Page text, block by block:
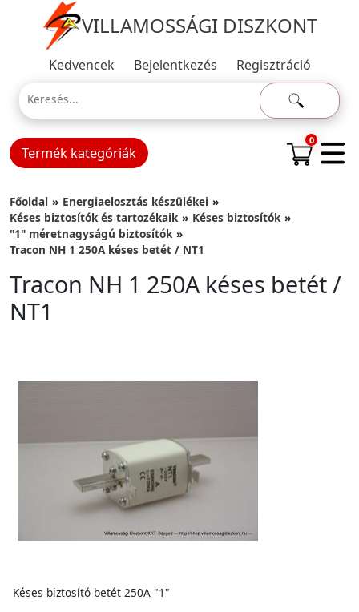
VILLAMOSSÁGI DISZKONT
Kedvencek Bejelentkezés Regisztráció
Termék kategóriák
0
Főoldal
Energiaelosztás készülékei
Késes biztosítók és tartozékaik
Késes biztosítók
"1" méretnagyságú biztosítók
Tracon NH 1 250A késes betét / NT1
Tracon NH 1 250A késes betét /
NT1
Késes biztosító betét 250A "1"